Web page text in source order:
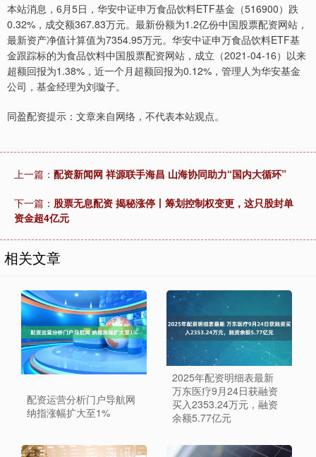
本站消息，6月5日，华安中证申万食品饮料ETF基金（516900）跌
0.32%，成交额367.83万元。最新份额为1.2亿份中国股票配资网站，
最新资产净值计算值为7354.95万元。华安中证申万食品饮料ETF基
金跟踪标的为食品饮料中国股票配资网站，成立（2021-04-16）以来
超额回报为1.38%，近一个月超额回报为0.12%，管理人为华安基金
公司，基金经理为刘璇子。
同盈配资提示：文章来自网络，不代表本站观点。
上一篇： 配资新闻网 祥源联手海昌 山海协同助力“国内大循环”
下一篇： 股票无息配资 揭秘涨停丨筹划控制权变更，这只股封单
资金超4亿元
相关文章
配资运营分析门户导航网
纳指涨幅扩大至1%
2025年配资明细表最新
万东医疗9月24日获融资
买入2353.24万元，融资
余额5.77亿元